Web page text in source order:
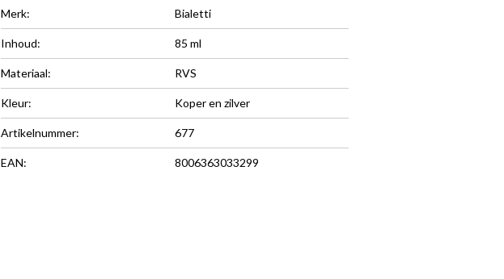
Merk: Bialetti
Inhoud: 85 ml
Materiaal: RVS
Kleur: Koper en zilver
Artikelnummer: 677
EAN: 8006363033299